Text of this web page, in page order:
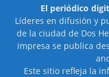
El periódico
Líderes en difusión y
de la ciudad de Dos
impresa se publica
Este sitio refleja la